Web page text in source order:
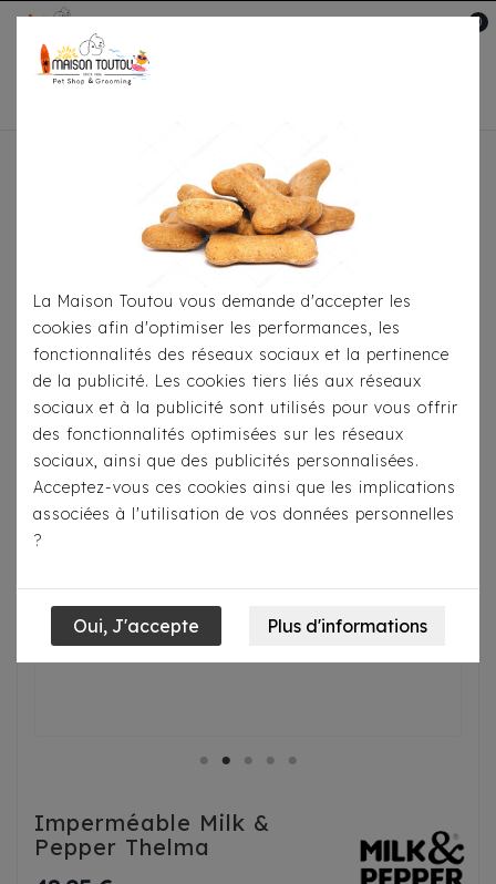
0
Accueil
Pour
Imperméables
Imperméable Milk &
Pepper Thelma
Imperméable Milk &
Pepper Thelma
La Maison Toutou vous demande d'accepter les
cookies afin d'optimiser les performances, les
fonctionnalités des réseaux sociaux et la pertinence
de la publicité. Les cookies tiers liés aux réseaux
sociaux et à la publicité sont utilisés pour vous offrir
des fonctionnalités optimisées sur les réseaux
sociaux, ainsi que des publicités personnalisées.
Acceptez-vous ces cookies ainsi que les implications
associées à l'utilisation de vos données personnelles
?